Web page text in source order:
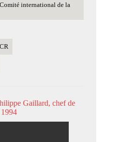
international de la
Gaillard, chef de